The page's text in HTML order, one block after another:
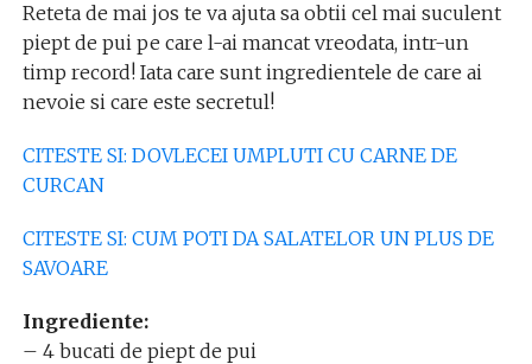
Reteta de mai jos te va ajuta sa obtii cel mai suculent
piept de pui pe care l-ai mancat vreodata, intr-un
timp record! Iata care sunt ingredientele de care ai
nevoie si care este secretul!
CITESTE SI: DOVLECEI UMPLUTI CU CARNE DE
CURCAN
CITESTE SI: CUM POTI DA SALATELOR UN PLUS DE
SAVOARE
Ingrediente:
– 4 bucati de piept de pui